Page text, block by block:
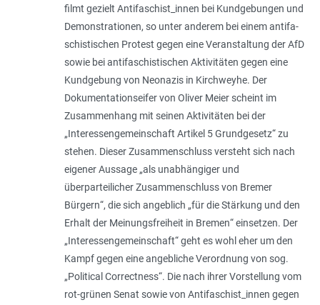
filmt gezielt Antifa­schis­t_innen bei Kundgebungen und
De­mons­trationen, so unter anderem bei einem anti­fa­
schisti­schen Protest gegen eine Veranstaltung der AfD
sowie bei antifaschistischen Aktivitäten gegen eine
Kundgebung von Neonazis in Kirchweyhe. Der
Dokumentationseifer von Oliver Meier scheint im
Zusammenhang mit seinen Aktivitäten bei der
„Interessengemeinschaft Artikel 5 Grundgesetz“ zu
stehen. Dieser Zusammenschluss versteht sich nach
eigener Aussage „als unabhängiger und
überparteilicher Zusammenschluss von Bremer
Bürgern“, die sich angeblich „für die Stär­kung und den
Erhalt der Meinungsfreiheit in Bremen“ einsetzen. Der
„Interessengemeinschaft“ geht es wohl eher um den
Kampf gegen eine angebliche Verordnung von sog.
„Political Correctness“. Die nach ihrer Vorstellung vom
rot-grünen Senat sowie von Anti­fa­schist_innen gegen